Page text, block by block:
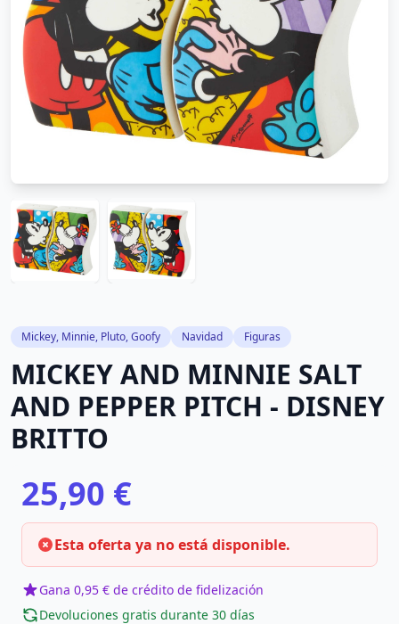
Mickey, Minnie, Pluto, Goofy Navidad Figuras
MICKEY AND MINNIE SALT
AND PEPPER PITCH - DISNEY
BRITTO
25,90 €
Esta oferta ya no está disponible.
Gana 0,95 € de crédito de fidelización
Devoluciones gratis durante 30 días